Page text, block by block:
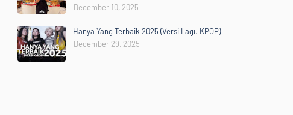
December 10, 2025
Hanya Yang Terbaik 2025 (Versi Lagu KPOP)
December 29, 2025